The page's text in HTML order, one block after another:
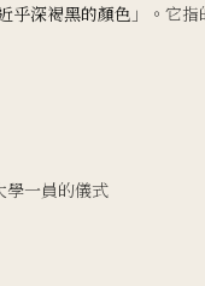
乎深褐黑的顏色 」。它
一員的儀式